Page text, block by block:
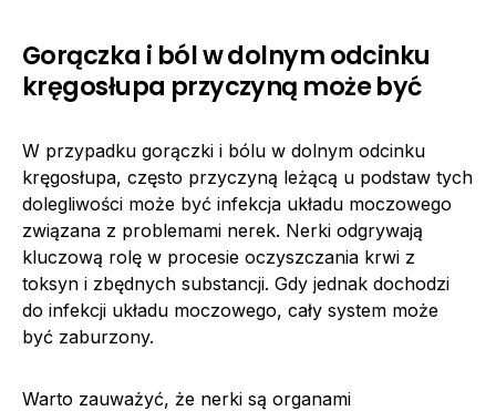
Gorączka i ból w dolnym odcinku
kręgosłupa przyczyną może być
W przypadku gorączki i bólu w dolnym odcinku
kręgosłupa, często przyczyną leżącą u podstaw tych
dolegliwości może być infekcja układu moczowego
związana z problemami nerek. Nerki odgrywają
kluczową rolę w procesie oczyszczania krwi z
toksyn i zbędnych substancji. Gdy jednak dochodzi
do infekcji układu moczowego, cały system może
być zaburzony.
Warto zauważyć, że nerki są organami